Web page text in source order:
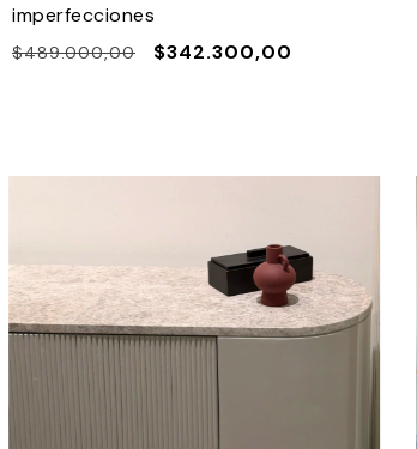
imperfecciones
$489.000,00 $342.300,00